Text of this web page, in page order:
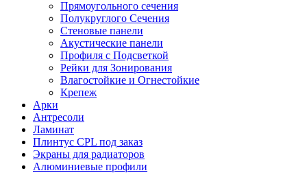
Прямоугольного сечения
Полукруглого Сечения
Стеновые панели
Акустические панели
Профиля с Подсветкой
Рейки для Зонирования
Влагостойкие и Огнестойкие
Крепеж
Арки
Антресоли
Ламинат
Плинтус CPL под заказ
Экраны для радиаторов
Алюминиевые профили